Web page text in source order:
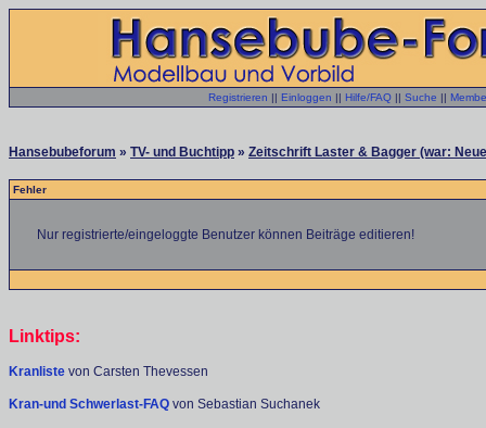
Registrieren || Einloggen || Hilfe/FAQ || Suche ||
Hansebubeforum » TV- und Buchtipp » Zeitschrift Laster & Bagger (war:
Fehler
Nur registrierte/eingeloggte Benutzer können Beiträge editieren!
Linktips:
Kranliste von Carsten Thevessen
Kran-und Schwerlast-FAQ von Sebastian Suchanek